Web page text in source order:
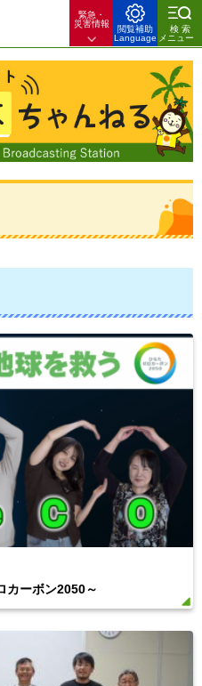
緊急・
災害情報
閲覧補助
Language
検索
メニュー
カーボン2050～